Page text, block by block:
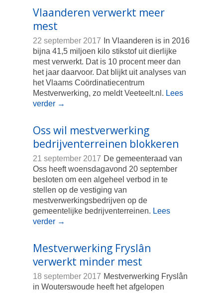
Vlaanderen verwerkt meer
mest
22 september 2017
In Vlaanderen is in 2016
bijna 41,5 miljoen kilo stikstof uit dierlijke
mest verwerkt. Dat is 10 procent meer dan
het jaar daarvoor. Dat blijkt uit analyses van
het Vlaams Coördinatiecentrum
Mestverwerking, zo meldt Veeteelt.nl. Lees
verder →
Oss wil mestverwerking
bedrijventerreinen blokkeren
21 september 2017 De gemeenteraad van
Oss heeft woensdagavond 20 september
besloten om een algeheel verbod in te
stellen op de vestiging van
mestverwerkingsbedrijven op de
gemeentelijke bedrijventerreinen. Lees
verder →
Mestverwerking Fryslân
verwerkt minder mest
18 september 2017 Mestverwerking Fryslân
in Wouterswoude heeft het afgelopen